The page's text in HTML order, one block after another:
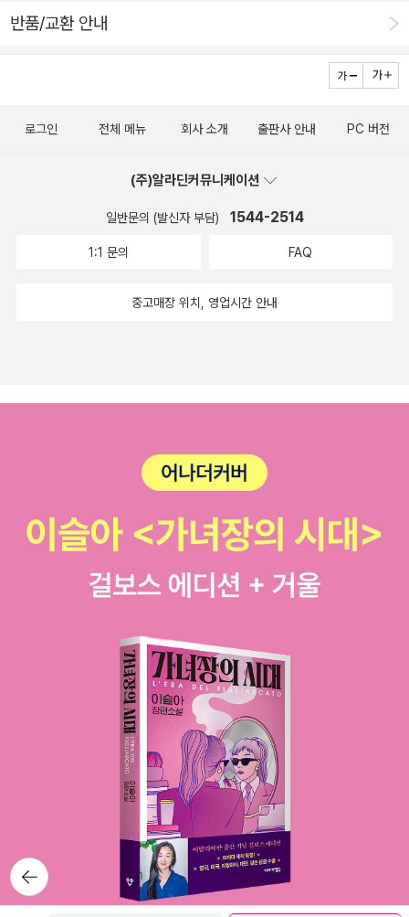
가 이처럼 문제적 언어가 되는 것은 비단 우리나라만의 상황은 아
전체 논지들이 영어가 가지는 제국주의적 식민주의적 성격과 아
점들, 나아가 영어회화만을 강조하는 우리나라 영어교육의 문제
대한 어느 정도의 해답들을 제시해 주고 있다.기실 나는 영어 한
은 앞으로도 극히 적어 보인다. 우리나라 수십 수만의 대학생들이
졸업을 해서 영어를 밥줄로해서 살아갈까 하는 것은 여전히 의문
을 것이다. 너무 성급한 예단일지 모르지만, 지금의 영어에 대한
영어에 대한 '특별한 어려움들'이 정말이지 마치 안개가 걷히듯
사라지게 될 것이다. 백인선생들만을 고용하는 외국어학원들에
대해서는 보이콧운동이 전개되어야 한다. 영어를 공부하고자 하
는 일본인들은 서로들 앞장서서 동남아시아 사람들과 스터디그
룹을 조직하여 아시아의 문화와 역사와 정치 그리고 아시아적 표
현을 반영하는 새로운 아시아판 영어를 창출해야 한다. 그리하여
제대로 못 알아듣겠다고 투덜거리게 된다면 그때는 외국어학원
에 나가야 할 사람이 바로 그들이 될 것이다."
집 <어느 만남>이 가장 기대가 된다.2. 역사김기덕 교수가 고른
어 수용사를 다룬 책인데, '이 책은 영어가 조선에 처음 들어온 이
해 한국 근현대의 풍경과 역사상을 제시한다.(...) 조선의 영어 도
그러나 이 책은 최근 디지털 DB로 구축된 원전 자료들을 검색한
후 한국 근현대논문을 참고하여, ‘영어’라는 키워드로 두 권의 한
착잡한) 정서가 새겨진 풍경이기도 할 듯싶다. 한창 영어 공용어
나란히 읽어봄직하다.역사분야의 책으론 이성무 전 국사편찬위
책이다.3. 철학김형철 교수가 고른 철학서는 앤드루 커노한의 <
을 고하게 되어 있다는 사실도 우리의 삶을 무의미하게 만들지 못
한다. ‘신이 없는 세상이 반드시 허무할 필요가 있는가?’ 이 질문
의 포스를 느껴보는 경험을 권한다'고 추천자는 적었다. 책은 같
스천>(필로소픽, 2011)이 첫 권이었다. 공역자의 한 사람인 이윤
의 <굿바이 카뮈>가 근간 예정으로 다섯번째 책이 되는 듯싶다.
요즘 눈에 띄는 경향은 철학자들의 시읽기인데, 강신주의 <철학
적 시읽기> 시리즈에 이어서 베스트셀러 <철학카페에서 문학읽
기>(웅진지식하우스, 2006)의 저자 김용규의 <철학카페에서
시읽기>(웅진지식하우스, 2011)도 이달의 읽을 만한 책으로 꼽
아본다. 한층 여유롭고 능숙해진 저자의 말솜씨 덕에'철학카페에
서 시읽기'라기보다는 '철학레스토랑에서 시 요리하기'로 읽힌다.
4. 정치/사회마인섭 교수의 추천서는 캐스 R. 선스타인의 <우리
는 왜 극단에 끌리는가>(프리뷰,2011)이다. 집단극단화 혹은 집
단사고의 문제를 다룬 책으로' 저자는 이 상식에 어긋나는 듯하면
고, 자신들의 이름을 떨치기 위해 하늘까지 닿을 탑을 쌓기 시작
했다. 잘 아는 대로 이때 여호와가 등장한다. 여호와는 사람들이
하는 짓을 보고서 분노했다. “저들은 한 민족이며 하나의 동일한
으로 마음만 먹으면 해내지 못할 일이 없을 것이다. 자, 우리가 가
호와가 언어를 혼잡하게 하자, 사람들은 서로 소통하지 못해서 사
방으로 흩어져 살게 되었다. 이것이 언어의 기원에 대한, 좀 더 구
체적으로는 언어 다양성의 기원에 대한 이야기다. “지구상에는
해 주는 이 이야기에 따르면, 인류의 역사는 바벨탑 이전과 그 이
간의 오만에 대한 신의 징벌이 있은 뒤, 너무도 많은 언어들이 생
성은 어느 한순간에 발생한 것이 아니라 오랜 시간 동안 이루어진
언어적 변화의 산물이다. 그 결과 인류는 불행해졌을까? 서로 말
고 말할 수도 있겠다. 이른바 ‘바벨탑 이후’에 인간의 언어는 분화
가량의 언어가 제1언어로 사용되고 있다. 한 공동체 내에서 여러
구 공동체 또는 지구촌은 그러한 상황의 전형적인 사례다. 아니,
인류가 살아온 세계는 언제나 ‘다언어적 세계’였다. 우리가 여기
서 갖게 되는 의문은 이런 것이다. 이러한 다언어적 상황에서 ‘보
편성’을 추구하는 세계시민주의, 혹은 세계주의의 이상은 어떻게
실현될 수 있을까? 이 문제를 먼저 고민했던 폴란드의 한 안과 의
사의 이야기는 참고할 만하다. 세계어 - 에스페란토의 탄생 폴란
드의 옛 도시 비알리스토크에 자멘호프(1859~1917)라는 유태
계 안과 의사가 살았다. 그가 태어난 비알리스토크에는 러시아
인, 폴란드 인, 게르만 인 그리고 히브리 인의 4개 민족이 살고 있
었는데, 각기 다른 언어를 사용했기에 서로 사이가 좋지 않았다.
자멘호프는 이러한 다언어적 상황이 인간을 서로 분리시키고 적
반품/교환 안내
뒤로가
기
로그인 전체 메뉴 회사 소개 출판사 안내 PC 버전
(주)알라딘커뮤니케이션
일반문의 (발신자 부담) 1544-2514
1:1 문의 FAQ
중고매장 위치, 영업시간 안내